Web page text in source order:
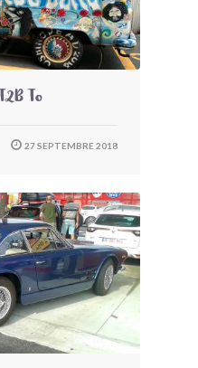
To
27 SEPTEMBRE 2018